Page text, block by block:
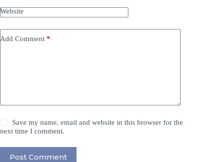
Website
Add Comment *
Save my name, email and website in this browser for the
next time I comment.
Post Comment